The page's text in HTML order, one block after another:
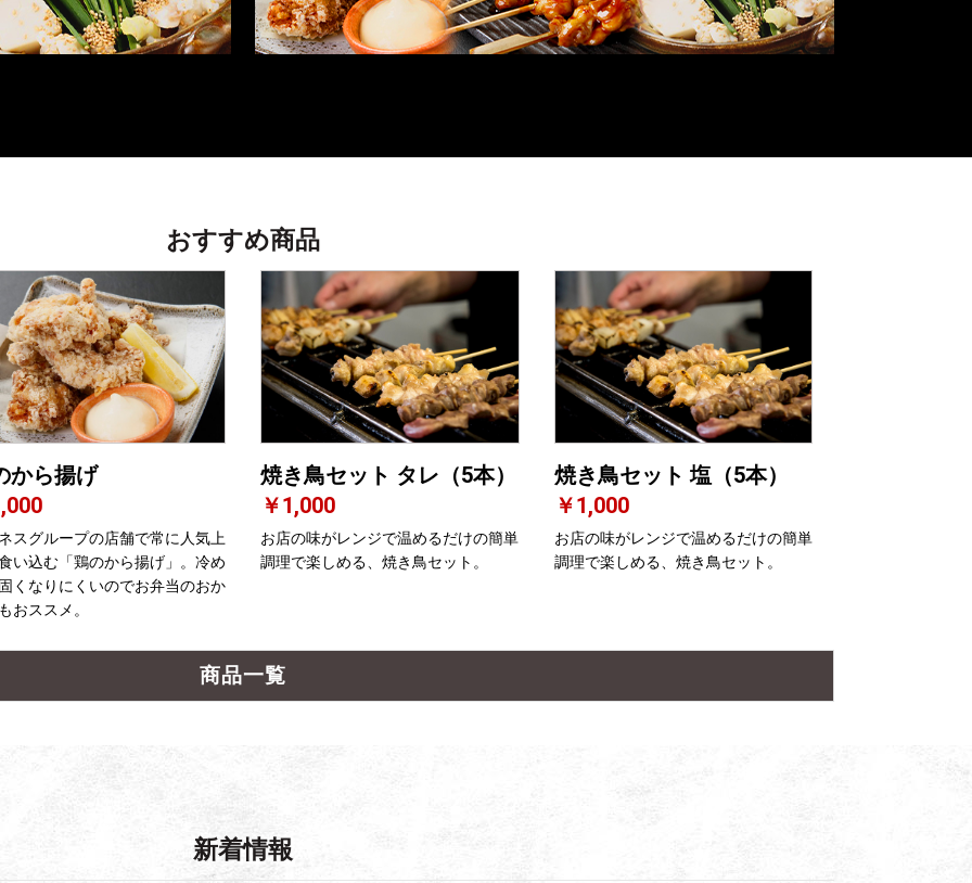
おすすめ商品
から揚げ
スグループの店舗で常に人気上
い込む「鶏のから揚げ」。冷め
くなりにくいのでお弁当のおか
おススメ。
焼き鳥セット タレ（5本）
￥1,000
お店の味がレンジで温めるだけの簡単
調理で楽しめる、焼き鳥セット。
焼き鳥セット 塩（5本）
￥1,000
お店の味がレンジで温めるだけの簡単
調理で楽しめる、焼き鳥セット。
商品一覧
新着情報